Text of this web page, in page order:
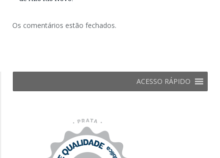
Os comentários estão fechados.
ACESSO RÁPIDO